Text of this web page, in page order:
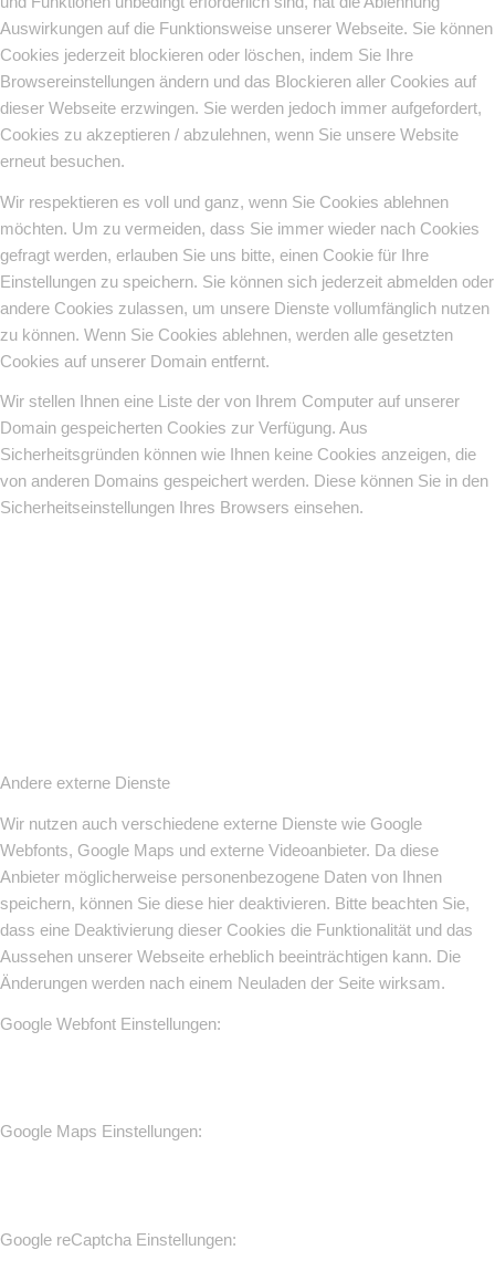
Auswirkungen auf die Funktionsweise unserer Webseite. Sie können
Cookies jederzeit blockieren oder löschen, indem Sie Ihre
Browsereinstellungen ändern und das Blockieren aller Cookies auf
dieser Webseite erzwingen. Sie werden jedoch immer aufgefordert,
Cookies zu akzeptieren / abzulehnen, wenn Sie unsere Website
erneut besuchen.
Wir respektieren es voll und ganz, wenn Sie Cookies ablehnen
möchten. Um zu vermeiden, dass Sie immer wieder nach Cookies
gefragt werden, erlauben Sie uns bitte, einen Cookie für Ihre
Einstellungen zu speichern. Sie können sich jederzeit abmelden oder
andere Cookies zulassen, um unsere Dienste vollumfänglich nutzen
zu können. Wenn Sie Cookies ablehnen, werden alle gesetzten
Cookies auf unserer Domain entfernt.
Wir stellen Ihnen eine Liste der von Ihrem Computer auf unserer
Domain gespeicherten Cookies zur Verfügung. Aus
Sicherheitsgründen können wie Ihnen keine Cookies anzeigen, die
von anderen Domains gespeichert werden. Diese können Sie in den
Sicherheitseinstellungen Ihres Browsers einsehen.
Andere externe Dienste
Wir nutzen auch verschiedene externe Dienste wie Google
Webfonts, Google Maps und externe Videoanbieter. Da diese
Anbieter möglicherweise personenbezogene Daten von Ihnen
speichern, können Sie diese hier deaktivieren. Bitte beachten Sie,
dass eine Deaktivierung dieser Cookies die Funktionalität und das
Aussehen unserer Webseite erheblich beeinträchtigen kann. Die
Änderungen werden nach einem Neuladen der Seite wirksam.
Google Webfont Einstellungen:
Google Maps Einstellungen:
Google reCaptcha Einstellungen: